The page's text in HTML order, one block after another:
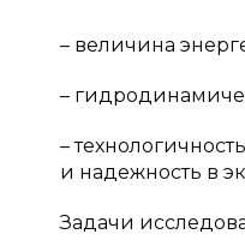
– величина
–
–
и надежность в
Задачи